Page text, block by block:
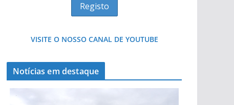
VISITE O NOSSO CANAL DE YOUTUBE
Notícias em destaque